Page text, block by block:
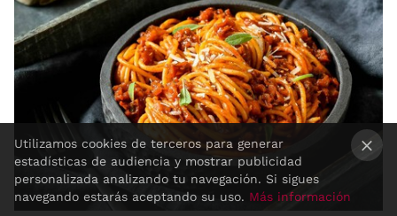
Utilizamos cookies de terceros para generar
estadísticas de audiencia y mostrar publicidad
personalizada analizando tu navegación. Si sigues
navegando estarás aceptando su uso. Más información